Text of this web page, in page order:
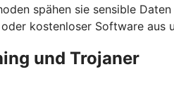
spähen sie sensible
kostenloser Software aus
und Trojaner